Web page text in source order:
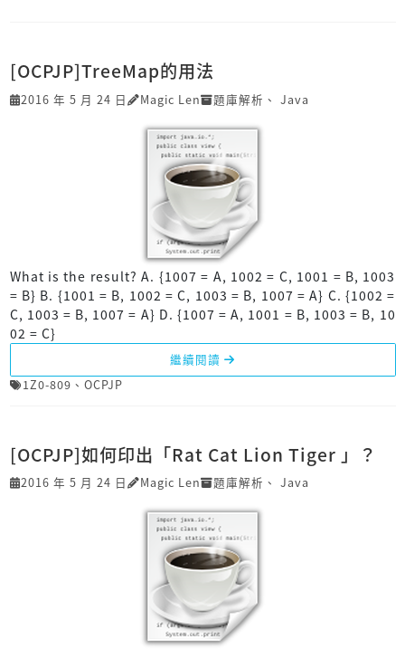
[OCPJP]TreeMap的用法
2016 年 5 月 24 日 Magic Len 題庫解析 、 Java
What is the result? A. {1007 = A, 1002 = C, 1001 = B, 1003
= B} B. {1001 = B, 1002 = C, 1003 = B, 1007 = A} C. {1002 =
C, 1003 = B, 1007 = A} D. {1007 = A, 1001 = B, 1003 = B, 10
02 = C}
繼續閱讀
1Z0-809 、 OCPJP
[OCPJP]如何印出「Rat Cat Lion Tiger 」？
2016 年 5 月 24 日 Magic Len 題庫解析 、 Java